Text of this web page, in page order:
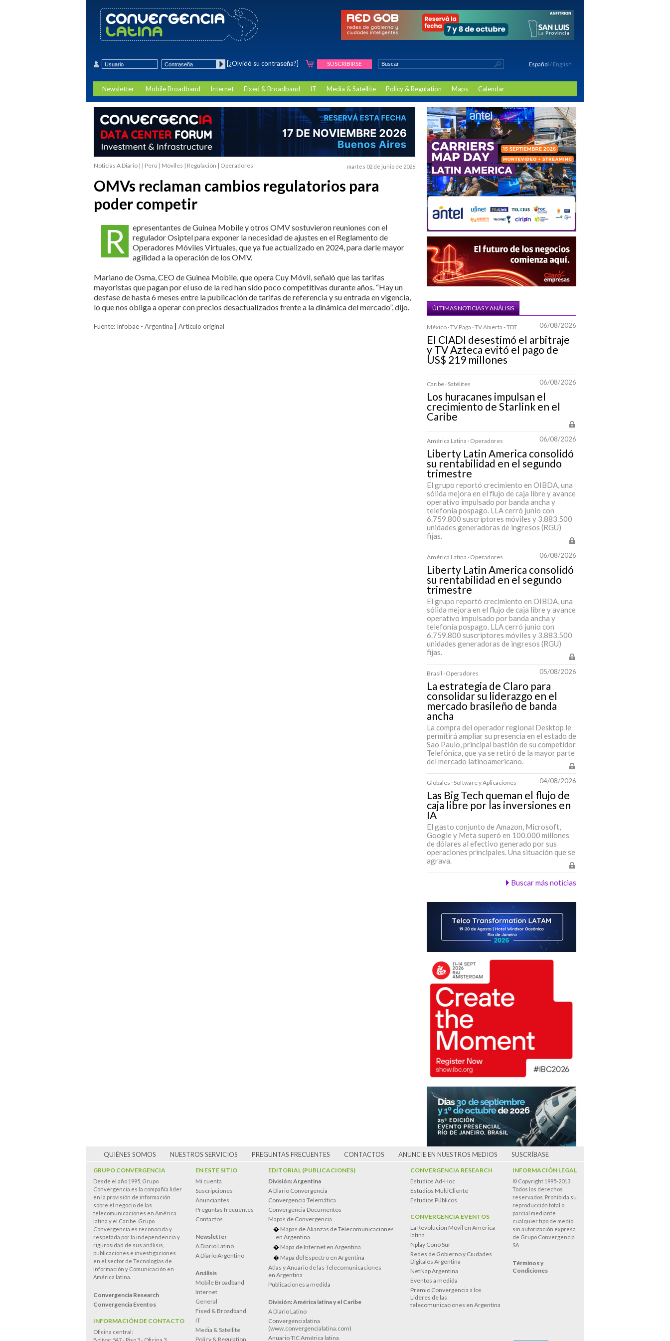
[¿Olvidó su contraseña?] SUSCRIBIRSE Español / English
Newsletter Mobile Broadband Internet Fixed & Broadband IT Media & Satellite Policy & Regulation Maps Calendar
martes 02 de junio de 2026
Noticias A Diario | | Perú | Móviles | Regulación | Operadores
OMVs reclaman cambios regulatorios para
poder competir
R
epresentantes de Guinea Mobile y otros OMV sostuvieron reuniones con el
regulador Osiptel para exponer la necesidad de ajustes en el Reglamento de
Operadores Móviles Virtuales, que ya fue actualizado en 2024, para darle mayor
agilidad a la operación de los OMV.
Mariano de Osma, CEO de Guinea Mobile, que opera Cuy Móvil, señaló que las tarifas
mayoristas que pagan por el uso de la red han sido poco competitivas durante años. “Hay un
desfase de hasta 6 meses entre la publicación de tarifas de referencia y su entrada en vigencia,
lo que nos obliga a operar con precios desactualizados frente a la dinámica del mercado”, dijo.
Fuente: Infobae - Argentina Artículo original
ÚLTIMAS NOTICIAS Y ANÁLISIS
México · TV Paga · TV Abierta - TDT 06/08/2026
El CIADI desestimó el arbitraje
y TV Azteca evitó el pago de
US$ 219 millones
Caribe · Satélites 06/08/2026
Los huracanes impulsan el
crecimiento de Starlink en el
Caribe
América Latina · Operadores 06/08/2026
Liberty Latin America consolidó
su rentabilidad en el segundo
trimestre
El grupo reportó crecimiento en OIBDA, una
sólida mejora en el flujo de caja libre y avance
operativo impulsado por banda ancha y
telefonía pospago. LLA cerró junio con
6.759.800 suscriptores móviles y 3.883.500
unidades generadoras de ingresos (RGU)
fijas.
América Latina · Operadores 06/08/2026
Liberty Latin America consolidó
su rentabilidad en el segundo
trimestre
El grupo reportó crecimiento en OIBDA, una
sólida mejora en el flujo de caja libre y avance
operativo impulsado por banda ancha y
telefonía pospago. LLA cerró junio con
6.759.800 suscriptores móviles y 3.883.500
unidades generadoras de ingresos (RGU)
fijas.
Brasil · Operadores 05/08/2026
La estrategia de Claro para
consolidar su liderazgo en el
mercado brasileño de banda
ancha
La compra del operador regional Desktop le
permitirá ampliar su presencia en el estado de
Sao Paulo, principal bastión de su competidor
Telefónica, que ya se retiró de la mayor parte
del mercado latinoamericano.
Globales · Software y Aplicaciones 04/08/2026
Las Big Tech queman el flujo de
caja libre por las inversiones en
IA
El gasto conjunto de Amazon, Microsoft,
Google y Meta superó en 100.000 millones
de dólares al efectivo generado por sus
operaciones principales. Una situación que se
agrava.
Buscar más noticias
QUIÉNES SOMOS NUESTROS SERVICIOS PREGUNTAS FRECUENTES CONTACTOS ANUNCIE EN NUESTROS MEDIOS SUSCRÍBASE
GRUPO CONVERGENCIA
Desde el año 1995, Grupo
Convergencia es la compañía lider
en la provisión de información
sobre el negocio de las
telecomunicaciones en América
latina y el Caribe. Grupo
Convergencia es reconocida y
respetada por la independencia y
rigurosidad de sus análisis,
publicaciones e investigaciones
en el sector de Tecnologías de
Información y Comunicación en
América latina.
Convergencia Research
Convergencia Eventos
INFORMACIÓN DE CONTACTO
Oficina central:
EN ESTE SITIO
Mi cuenta
Suscripciones
Anunciantes
Preguntas frecuentes
Contactos
Newsletter
A Diario Latino
A Diario Argentino
Análisis
Mobile Broadband
Internet
General
Fixed & Broadband
IT
Media & Satellite
Policy & Regulation
EDITORIAL (PUBLICACIONES)
División: Argentina
A Diario Convergencia
Convergencia Telemática
Convergencia Documentos
Mapas de Convergencia
Mapas de Alianzas de Telecomunicaciones
en Argentina
Mapa de Internet en Argentina
Mapa del Espectro en Argentina
Atlas y Anuario de las Telecomunicaciones
en Argentina
Publicaciones a medida
División: América latina y el Caribe
A Diario Latino
Convergencialatina
(www.convergencialatina.com)
Anuario TIC América latina
CONVERGENCIA RESEARCH
Estudios Ad-Hoc
Estudios MultiCliente
Estudios Públicos
CONVERGENCIA EVENTOS
La Revolución Móvil en América
latina
Nplay Cono Sur
Redes de Gobierno y Ciudades
Digitales Argentina
NetNap Argentina
Eventos a medida
Premio Convergencia a los
Líderes de las
telecomunicaciones en Argentina
INFORMACIÓN LEGAL
© Copyright 1995-2013
Todos los derechos
reservados. Prohibida su
reproducción total o
parcial mediante
cualquier tipo de medio
sin autorización expresa
de Grupo Convergencia
SA
Términos y
Condiciones